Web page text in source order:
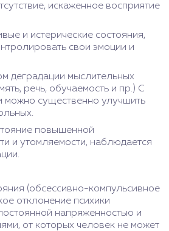
искаженное восприятие
и истерические состояния,
свои эмоции и
деградации мыслительных
речь, обучаемость и пр.) С
существенно улучшить
повышенной
и утомляемости, наблюдается
(обсессивно-компульсивное
отклонение психики
напряженностью и
от которых человек не может